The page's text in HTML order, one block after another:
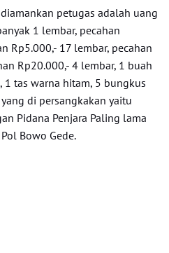
petugas adalah uang
1 lembar, pecahan
Rp5.000,- 17 lembar, pecahan
Rp20.000,- 4 lembar, 1 buah
tas warna hitam, 5 bungkus
di persangkakan yaitu
Pidana Penjara Paling lama
Bowo Gede.